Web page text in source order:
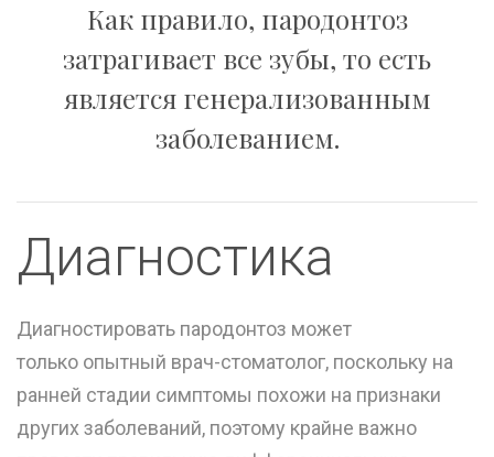
Как правило, пародонтоз
затрагивает все зубы, то есть
является генерализованным
заболеванием.
Диагностика
Диагностировать пародонтоз может
только опытный врач-стоматолог, поскольку на
ранней стадии симптомы похожи на признаки
других заболеваний, поэтому крайне важно